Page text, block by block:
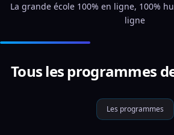
La grande école 100% en ligne, 100%
ligne
Tous les programmes
Les programmes